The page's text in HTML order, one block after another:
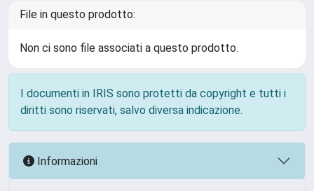
File in questo prodotto:
Non ci sono file associati a questo prodotto.
I documenti in IRIS sono protetti da copyright e tutti i
diritti sono riservati, salvo diversa indicazione.
Informazioni